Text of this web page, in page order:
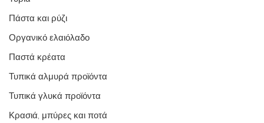
Πάστα και ρύζι
Οργανικό ελαιόλαδο
Παστά κρέατα
Τυπικά αλμυρά προϊόντα
Τυπικά γλυκά προϊόντα
Κρασιά, μπύρες και ποτά